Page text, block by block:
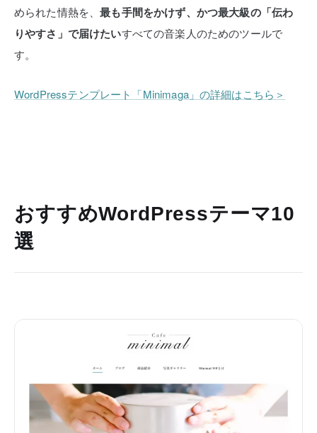
められた情熱を、最も手間をかけず、かつ最大級の「伝わ
りやすさ」で届けたいすべての音楽人のためのツールで
す。
WordPressテンプレート「Minimaga」の詳細はこちら＞
おすすめWordPressテーマ10
選